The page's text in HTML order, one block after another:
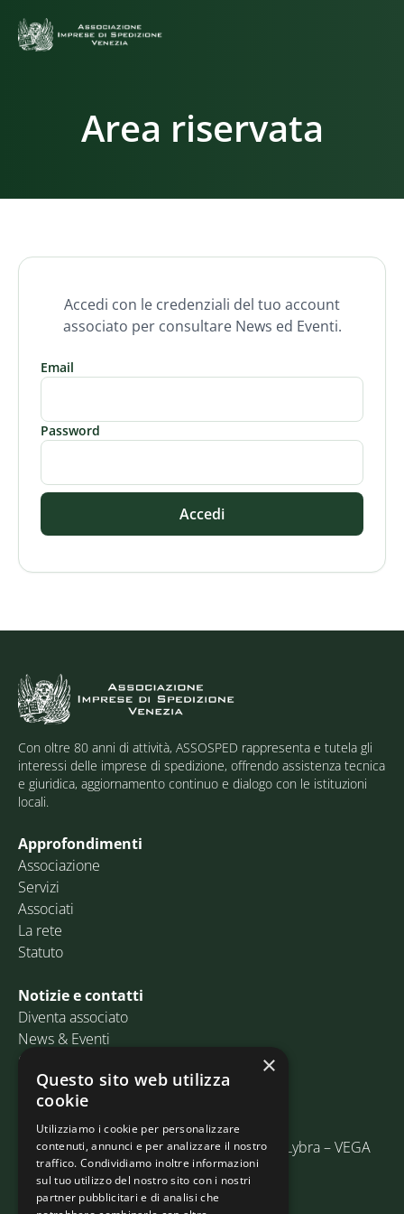
Area riservata
Accedi con le credenziali del tuo account
associato per consultare News ed Eventi.
Email
Password
Accedi
Con oltre 80 anni di attività, ASSOSPED rappresenta e tutela gli
interessi delle imprese di spedizione, offrendo assistenza tecnica
e giuridica, aggiornamento continuo e dialogo con le istituzioni
locali.
Approfondimenti
Associazione
Servizi
Associati
La rete
Statuto
Notizie e contatti
Diventa associato
News & Eventi
Contatti
Email:info@assosped.it
PEC: assospedvenezia@pec.fedespedi.it
Indirizzo: Via delle Industrie, 19/C Edificio Lybra – VEGA
30175 Marghera (VE)
×
Questo sito web utilizza
cookie
Utilizziamo i cookie per personalizzare
contenuti, annunci e per analizzare il nostro
traffico. Condividiamo inoltre informazioni
sul tuo utilizzo del nostro sito con i nostri
partner pubblicitari e di analisi che